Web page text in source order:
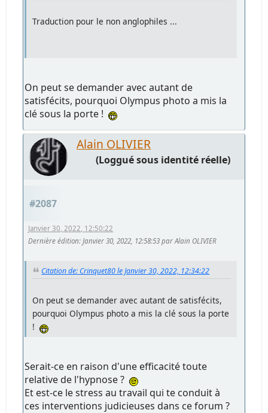
Traduction pour le non anglophiles ...
On peut se demander avec autant de
satisfécits, pourquoi Olympus photo a mis la
clé sous la porte !
Alain OLIVIER
(Loggué sous identité réelle)
#2087
Janvier 30, 2022, 12:50:22
Dernière édition: Janvier 30, 2022, 12:58:53 par Alain OLIVIER
Citation de: Crinquet80 le Janvier 30, 2022, 12:34:22
On peut se demander avec autant de satisfécits,
pourquoi Olympus photo a mis la clé sous la porte
!
Serait-ce en raison d'une efficacité toute
relative de l'hypnose ?
Et est-ce le stress au travail qui te conduit à
ces interventions judicieuses dans ce forum ?